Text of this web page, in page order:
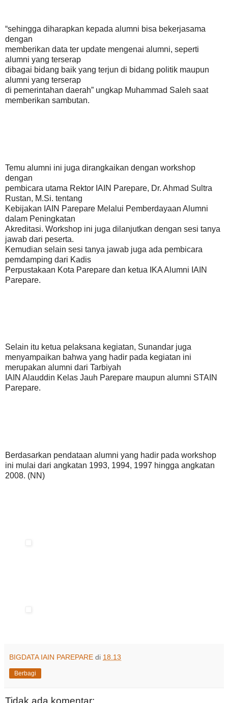
“sehingga diharapkan kepada alumni bisa bekerjasama
dengan
memberikan data ter update mengenai alumni, seperti
alumni yang terserap
dibagai bidang baik yang terjun di bidang politik maupun
alumni yang terserap
di pemerintahan daerah” ungkap Muhammad Saleh saat
memberikan sambutan.
Temu alumni ini juga dirangkaikan dengan workshop
dengan
pembicara utama Rektor IAIN Parepare, Dr. Ahmad Sultra
Rustan, M.Si. tentang
Kebijakan IAIN Parepare Melalui Pemberdayaan Alumni
dalam Peningkatan
Akreditasi. Workshop ini juga dilanjutkan dengan sesi tanya
jawab dari peserta.
Kemudian selain sesi tanya jawab juga ada pembicara
pemdamping dari Kadis
Perpustakaan Kota Parepare dan ketua IKA Alumni IAIN
Parepare.
Selain itu ketua pelaksana kegiatan, Sunandar juga
menyampaikan bahwa yang hadir pada kegiatan ini
merupakan alumni dari Tarbiyah
IAIN Alauddin Kelas Jauh Parepare maupun alumni STAIN
Parepare.
Berdasarkan pendataan alumni yang hadir pada workshop
ini mulai dari angkatan 1993, 1994, 1997 hingga angkatan
2008. (NN)
BIGDATA IAIN PAREPARE di 18.13
Berbagi